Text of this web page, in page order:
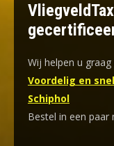
Wij helpen u graag
Voordelig en
Schiphol
Bestel in een paar